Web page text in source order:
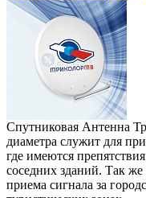
Спутниковая Антенна
диаметра служит для
где имеются
соседних зданий. Так
приема сигнала за